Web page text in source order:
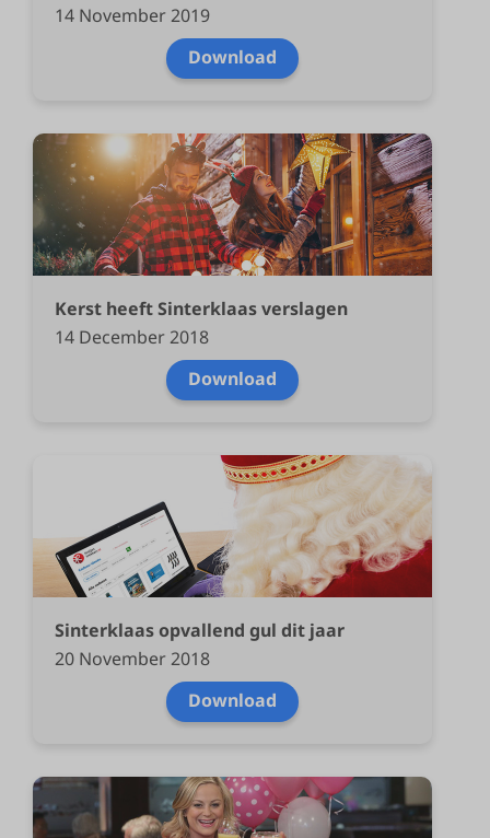
14 November 2019
Download
Kerst heeft Sinterklaas verslagen
14 December 2018
Download
Sinterklaas opvallend gul dit jaar
20 November 2018
Download